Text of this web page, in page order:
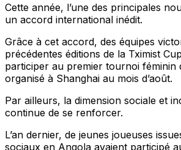
Cette année, l’une des principales
un accord international inédit.
Grâce à cet accord, des équipes
précédentes éditions de la Tximist
participer au premier tournoi féminin
organisé à Shanghai au mois d’août.
Par ailleurs, la dimension sociale et
continue de se renforcer.
L’an dernier, de jeunes joueuses
sociaux en Angola avaient participé